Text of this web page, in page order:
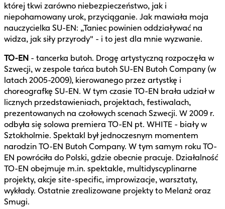
której tkwi zarówno niebezpieczeństwo, jak i
niepohamowany urok, przyciąganie. Jak mawiała moja
nauczycielka SU-EN: „Taniec powinien oddziaływać na
widza, jak siły przyrody" - i to jest dla mnie wyzwanie.
TO-EN - tancerka butoh. Drogę artystyczną rozpoczęła w
Szwecji, w zespole tańca butoh SU-EN Butoh Company (w
latach 2005-2009), kierowanego przez artystkę i
choreografkę SU-EN. W tym czasie TO-EN brała udział w
licznych przedstawieniach, projektach, festiwalach,
prezentowanych na czołowych scenach Szwecji. W 2009 r.
odbyła się solowa premiera TO-EN pt. WHITE - biały w
Sztokholmie. Spektakl był jednoczesnym momentem
narodzin TO-EN Butoh Company. W tym samym roku TO-
EN powróciła do Polski, gdzie obecnie pracuje. Działalność
TO-EN obejmuje m.in. spektakle, multidyscyplinarne
projekty, akcje site-specific, improwizacje, warsztaty,
wykłady. Ostatnie zrealizowane projekty to Melanż oraz
Smugi.